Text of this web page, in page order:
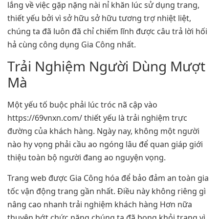
lắng về việc gặp nặng nài nỉ khăn lúc sử dụng trang,
thiết yếu bởi vì sở hữu sở hữu tương trợ nhiệt liệt,
chúng ta đã luôn đã chỉ chiếm lĩnh được câu trả lời hối
hả cùng công dụng Gia Công nhất.
Trải Nghiệm Người Dùng Mượt
Mà
Một yếu tố buộc phải lúc tróc nã cập vào
https://69vnxn.com/ thiết yếu là trải nghiệm trực
đường của khách hàng. Ngày nay, không một người
nào hy vọng phải cầu ao ngóng lâu để quan giáp giới
thiệu toàn bộ người đang ao nguyện vọng.
Trang web được Gia Công hóa để bảo đảm an toàn gia
tốc vận động trang gần nhất. Điều này không riêng gì
nâng cao nhanh trải nghiệm khách hàng Hơn nữa